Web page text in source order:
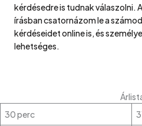
kérdésedre is tudnak válaszolni.
írásban csatornázom le a
kérdéseidet online is, és
lehetséges.
30 perc